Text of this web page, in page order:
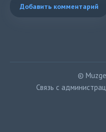
Добавить комментарий
©
Связь с